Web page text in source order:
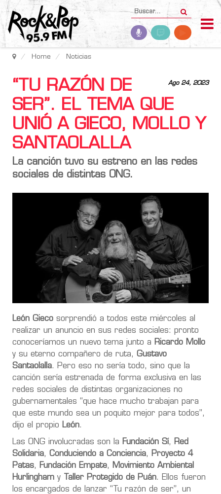
Home Noticias
Ago 24, 2023
“TU RAZÓN DE
SER”. EL TEMA QUE
UNIÓ A GIECO, MOLLO Y
SANTAOLALLA
La canción tuvo su estreno en las redes
sociales de distintas ONG.
León Gieco sorprendió a todos este miércoles al
realizar un anuncio en sus redes sociales: pronto
conoceríamos un nuevo tema junto a Ricardo Mollo
y su eterno compañero de ruta, Gustavo
Santaolalla. Pero eso no sería todo, sino que la
canción sería estrenada de forma exclusiva en las
redes sociales de distintas organizaciones no
gubernamentales “que hace mucho trabajan para
que este mundo sea un poquito mejor para todos”,
dijo el propio León.
Las ONG involucradas son la Fundación Sí,
Red
Solidaria, Conduciendo a Conciencia,
Proyecto 4
Patas, Fundación Empate,
Movimiento Ambiental
Hurlingham y Taller Protegido de Puán. Ellos fueron
los encargados de lanzar “Tu razón de ser”, un